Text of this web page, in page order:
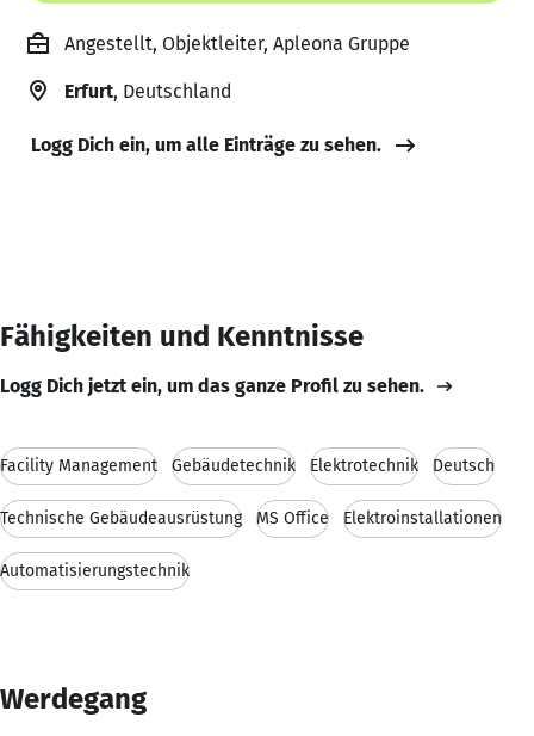
Angestellt, Objektleiter, Apleona Gruppe
Erfurt, Deutschland
Logg Dich ein, um alle Einträge zu sehen.
Fähigkeiten und Kenntnisse
Logg Dich jetzt ein, um das ganze Profil zu sehen.
Facility Management Gebäudetechnik Elektrotechnik Deutsch
Technische Gebäudeausrüstung MS Office Elektroinstallationen
Automatisierungstechnik
Werdegang